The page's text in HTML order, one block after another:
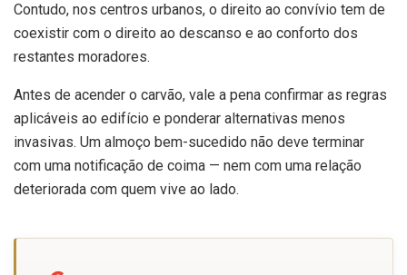
Contudo, nos centros urbanos, o direito ao convívio tem de
coexistir com o direito ao descanso e ao conforto dos
restantes moradores.
Antes de acender o carvão, vale a pena confirmar as regras
aplicáveis ao edifício e ponderar alternativas menos
invasivas. Um almoço bem-sucedido não deve terminar
com uma notificação de coima — nem com uma relação
deteriorada com quem vive ao lado.